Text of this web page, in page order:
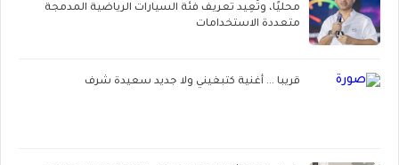
محليًا، وتُعِيد تعريف فئة السيارات الرياضية المدمجة
متعددة الاستخدامات
قريبا ... أغنية كتبغيني ولا جديد سعيدة شرف